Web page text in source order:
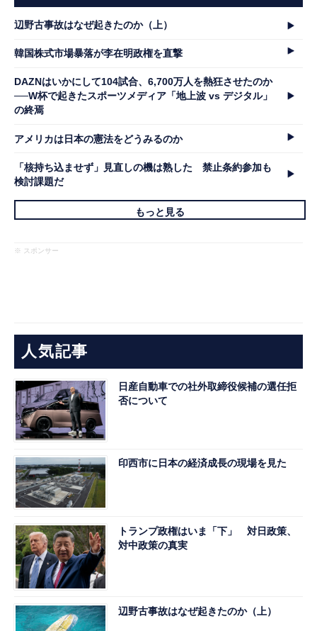
辺野古事故はなぜ起きたのか（上）
韓国株式市場暴落が李在明政権を直撃
DAZNはいかにして104試合、6,700万人を熱狂させたのか
──W杯で起きたスポーツメディア「地上波 vs デジタル」
の終焉
アメリカは日本の憲法をどうみるのか
「核持ち込ませず」見直しの機は熟した 禁止条約参加も
検討課題だ
もっと見る
※ スポンサー
人気記事
日産自動車での社外取締役候補の選任拒
否について
印西市に日本の経済成長の現場を見た
トランプ政権はいま「下」 対日政策、
対中政策の真実
辺野古事故はなぜ起きたのか（上）